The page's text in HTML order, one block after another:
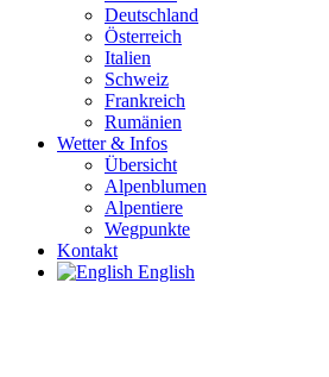
Deutschland
Österreich
Italien
Schweiz
Frankreich
Rumänien
Wetter & Infos
Übersicht
Alpenblumen
Alpentiere
Wegpunkte
Kontakt
English